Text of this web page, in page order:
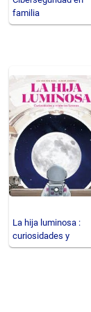
familia
La hija luminosa :
curiosidades y
misterios lunares